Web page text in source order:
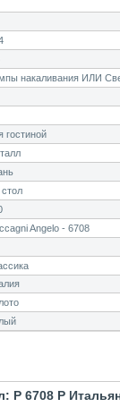
накаливания ИЛИ
гостиной
Angelo - 6708
P 6708 P